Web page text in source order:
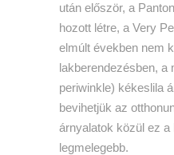
után először, a
hozott létre, a Very
elmúlt években nem
lakberendezésben, a
periwinkle) kékeslila
bevihetjük az
árnyalatok közül ez a
legmelegebb.